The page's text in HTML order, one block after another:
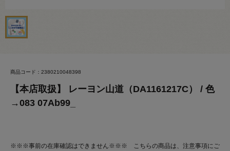
商品コード：2380210048398
【本店取扱】 レーヨン山道（DA1161217C） / 色
→083 07Ab99_
※※※事前の在庫確認はできません※※※ こちらの商品は、注意事項にご